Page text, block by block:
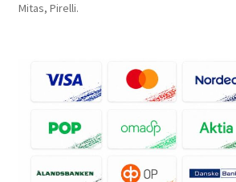
Mitas, Pirelli.